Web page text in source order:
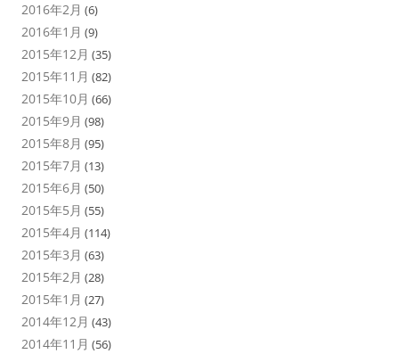
2016年2月 (6)
2016年1月 (9)
2015年12月 (35)
2015年11月 (82)
2015年10月 (66)
2015年9月 (98)
2015年8月 (95)
2015年7月 (13)
2015年6月 (50)
2015年5月 (55)
2015年4月 (114)
2015年3月 (63)
2015年2月 (28)
2015年1月 (27)
2014年12月 (43)
2014年11月 (56)